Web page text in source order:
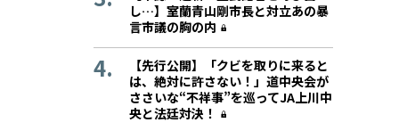
し…】室蘭青山剛市長と対立あの暴
言市議の胸の内
【先行公開】「クビを取りに来ると
は、絶対に許さない！」道中央会が
ささいな“不祥事”を巡ってJA上川中
央と法廷対決！